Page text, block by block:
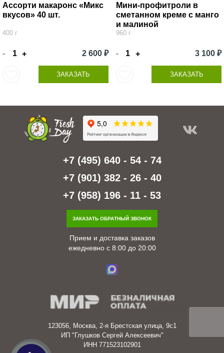
Ассорти макаронс «Микс
вкусов» 40 шт.
400 г
- + 2 600 ₽
ЗАКАЗАТЬ
Мини-профитроли в
сметанном креме с манго
и малиной
960 г
- + 3 100 ₽
ЗАКАЗАТЬ
+7 (495) 640 - 54 - 74
+7 (901) 382 - 26 - 40
+7 (958) 196 - 11 - 53
ЗАКАЗАТЬ ОБРАТНЫЙ ЗВОНОК
Прием и доставка заказов
ежедневно с 8:00 до 20:00
123056, Москва, 2-я Брестская улица, 9с1
ИП "Глушков Сергей Алексеевич"
ИНН 771523102901